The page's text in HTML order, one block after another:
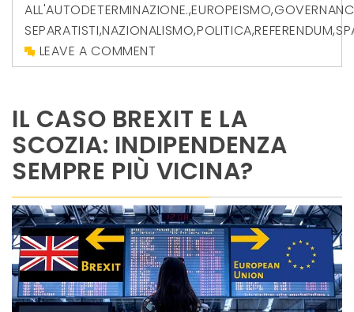
ALL'AUTODETERMINAZIONE.,EUROPEISMO,
SEPARATISTI,NAZIONALISMO,POLITICA,REFERENDUM,
LEAVE A COMMENT
IL CASO BREXIT E LA
SCOZIA: INDIPENDENZA
SEMPRE PIÙ VICINA?